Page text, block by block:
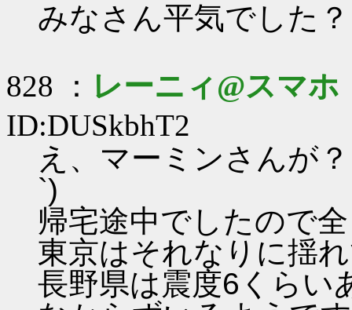
みなさん平気でした？
828 ： レーニィ@スマホ
ID:DUSkbhT2
え、マーミンさんが
`)
帰宅途中でしたので
東京はそれなりに揺
長野県は震度6くらい